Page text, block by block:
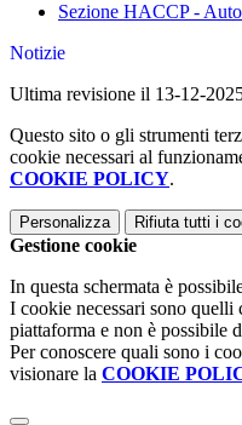
Sezione HACCP -
Notizie
Ultima revisione il 13-12-
Questo sito o gli strumenti
cookie necessari al
COOKIE POLICY.
Personalizza Rifiuta tutti i
Gestione cookie
In questa schermata è
I cookie necessari sono
piattaforma e non è possibile
Per conoscere quali sono i
visionare la COOKIE